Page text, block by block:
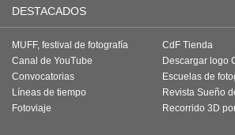
DESTACADOS
MUFF, festival de fotografía
Canal de YouTube
Convocatorias
Líneas de tiempo
Fotoviaje
CdF Tienda
Descargar logo
Escuelas de
Revista Sueño
Recorrido 3D